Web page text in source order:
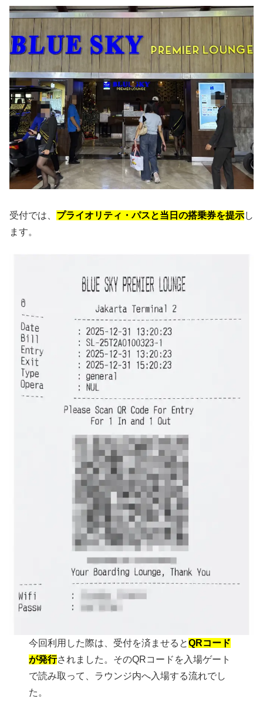
受付では、 プライオリティ・パスと当日の搭乗券を提示し
ます。
今回利用した際は、受付を済ませるとQRコード
が発行されました。そのQRコードを入場ゲート
で読み取って、ラウンジ内へ入場する流れでし
た。